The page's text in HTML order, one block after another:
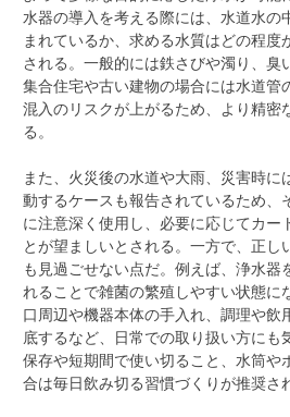
水器の導入を考える際には、水道水の
まれているか、求める水質はどの程度
される。一般的には鉄さびや濁り、臭
集合住宅や古い建物の場合には水道管
混入のリスクが上がるため、より精密
る。
また、火災後の水道や大雨、災害時に
動するケースも報告されているため、
に注意深く使用し、必要に応じてカー
とが望ましいとされる。一方で、正し
も見過ごせない点だ。例えば、浄水器
れることで雑菌の繁殖しやすい状態に
口周辺や機器本体の手入れ、調理や飲
底するなど、日常での取り扱い方にも
保存や短期間で使い切ること、水筒や
合は毎日飲み切る習慣づくりが推奨さ